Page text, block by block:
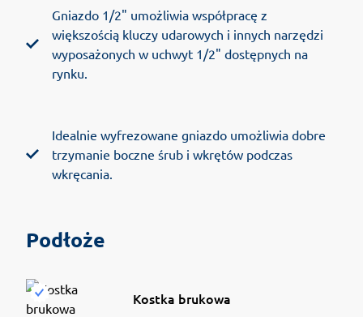
Gniazdo 1/2" umożliwia współpracę z
większością kluczy udarowych i innych narzędzi
wyposażonych w uchwyt 1/2" dostępnych na
rynku.
Idealnie wyfrezowane gniazdo umożliwia dobre
trzymanie boczne śrub i wkrętów podczas
wkręcania.
Podłoże
Kostka brukowa